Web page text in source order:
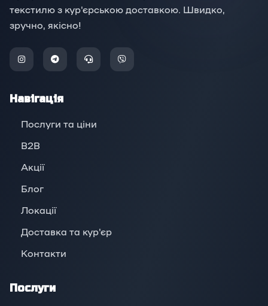
текстилю з кур'єрською доставкою. Швидко,
зручно, якісно!
Навігація
Послуги та ціни
B2B
Акції
Блог
Локації
Доставка та кур'єр
Контакти
Послуги